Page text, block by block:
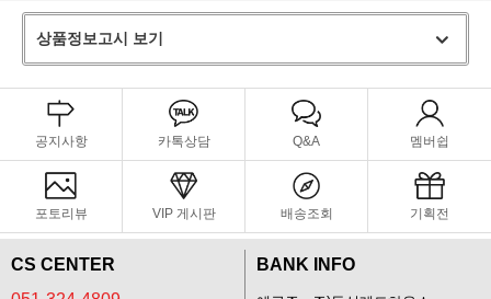
상품정보고시 보기
공지사항 카톡상담 Q&A 멤버쉽
포토리뷰 VIP 게시판 배송조회 기획전
CS CENTER
BANK INFO